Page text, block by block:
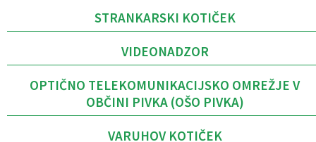
STRANKARSKI KOTIČEK
VIDEONADZOR
OPTIČNO TELEKOMUNIKACIJSKO OMREŽJE V
OBČINI PIVKA (OŠO PIVKA)
VARUHOV KOTIČEK